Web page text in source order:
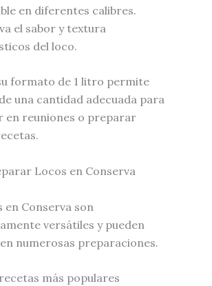
en diferentes calibres.
el sabor y textura
del loco.
formato de 1 litro permite
una cantidad adecuada para
en reuniones o preparar
Locos en Conserva
en Conserva son
versátiles y pueden
numerosas preparaciones.
más populares